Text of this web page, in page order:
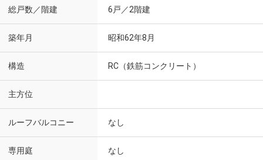
総戸数／階建 6戸／2階建
築年月 昭和62年8月
構造 RC（鉄筋コンクリート）
主方位
ルーフバルコニー なし
専用庭 なし